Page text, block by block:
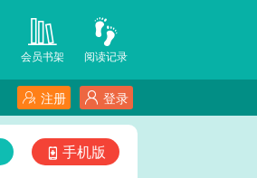
阅读记录
会员书架
登录
注册
手机版